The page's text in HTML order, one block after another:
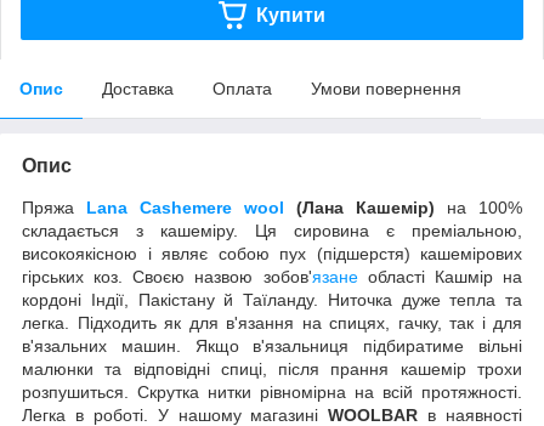
Купити
Опис Доставка Оплата Умови повернення
Опис
Пряжа Lana Cashemere wool (Лана Кашемір) на 100%
складається з кашеміру. Ця сировина є преміальною,
високоякісною і являє собою пух (підшерстя) кашемірових
гірських коз. Своєю назвою зобов'язанеобласті Кашмір на
кордоні Індії, Пакістану й Таїланду. Ниточка дуже тепла та
легка. Підходить як для в'язання на спицях, гачку, так і для
в'язальних машин. Якщо в'язальниця підбиратиме вільні
малюнки та відповідні спиці, після прання кашемір трохи
розпушиться. Скрутка нитки рівномірна на всій протяжності.
Легка в роботі. У нашому магазиніWOOLBAR в наявності